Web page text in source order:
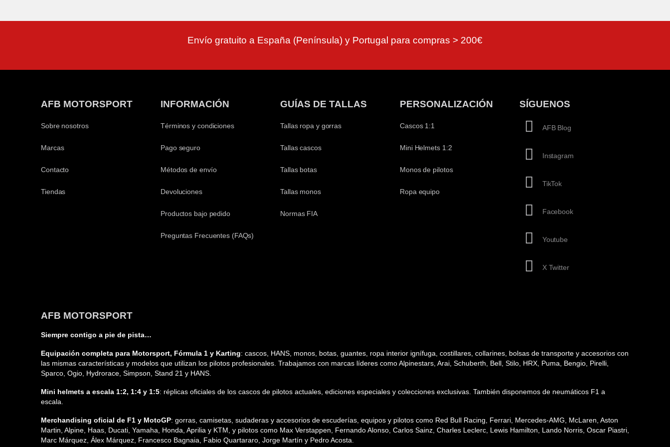
Envío gratuito a España (Península) y Portugal para compras > 200€
AFB MOTORSPORT
Sobre nosotros
Marcas
Contacto
Tiendas
INFORMACIÓN
Términos y condiciones
Pago seguro
Métodos de envío
Devoluciones
Productos bajo pedido
Preguntas Frecuentes (FAQs)
GUÍAS DE TALLAS
Tallas ropa y gorras
Tallas cascos
Tallas botas
Tallas monos
Normas FIA
PERSONALIZACIÓN
Cascos 1:1
Mini Helmets 1:2
Monos de pilotos
Ropa equipo
SÍGUENOS
AFB Blog
Instagram
TikTok
Facebook
Youtube
X Twitter
AFB MOTORSPORT
Siempre contigo a pie de pista…
Equipación completa para Motorsport, Fórmula 1 y Karting: cascos, HANS, monos, botas, guantes, ropa interior ignífuga, costillares, collarines, bolsas de transporte y accesorios con
las mismas características y modelos que utilizan los pilotos profesionales. Trabajamos con marcas líderes como Alpinestars, Arai, Schuberth, Bell, Stilo, HRX, Puma, Bengio, Pirelli,
Sparco, Ogio, Hydrorace, Simpson, Stand 21 y HANS.
Mini helmets a escala 1:2, 1:4 y 1:5: réplicas oficiales de los cascos de pilotos actuales, ediciones especiales y colecciones exclusivas. También disponemos de neumáticos F1 a
escala.
Merchandising oficial de F1 y MotoGP: gorras, camisetas, sudaderas y accesorios de escuderías, equipos y pilotos como Red Bull Racing, Ferrari, Mercedes-AMG, McLaren, Aston
Martin, Alpine, Haas, Ducati, Yamaha, Honda, Aprilia y KTM, y pilotos como Max Verstappen, Fernando Alonso, Carlos Sainz, Charles Leclerc, Lewis Hamilton, Lando Norris, Oscar Piastri,
Marc Márquez, Álex Márquez, Francesco Bagnaia, Fabio Quartararo, Jorge Martín y Pedro Acosta.